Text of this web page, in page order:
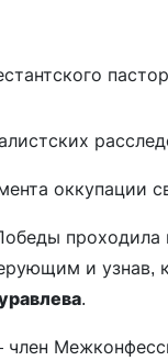
оккупации
проходила
и узнав,
.